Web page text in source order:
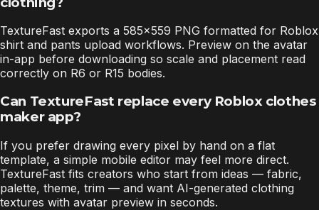
TextureFast exports a 585×559 PNG formatted for Roblox
shirt and pants upload workflows. Preview on the avatar
in-app before downloading so scale and placement read
correctly on R6 or R15 bodies.
Can TextureFast replace every Roblox clothes
maker app?
If you prefer drawing every pixel by hand on a flat
template, a simple mobile editor may feel more direct.
TextureFast fits creators who start from ideas — fabric,
palette, theme, trim — and want AI-generated clothing
textures with avatar preview in seconds.